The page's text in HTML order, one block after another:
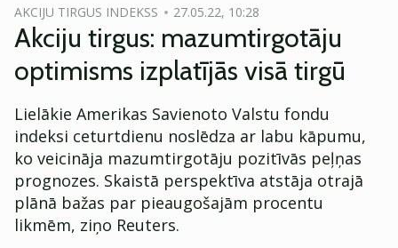
AKCIJU TIRGUS INDEKSS 27.05.22, 10:28
Akciju tirgus: mazumtirgotāju
optimisms izplatījās visā tirgū
Lielākie Amerikas Savienoto Valstu fondu
indeksi ceturtdienu noslēdza ar labu kāpumu,
ko veicināja mazumtirgotāju pozitīvās peļņas
prognozes. Skaistā perspektīva atstāja otrajā
plānā bažas par pieaugošajām procentu
likmēm, ziņo Reuters.